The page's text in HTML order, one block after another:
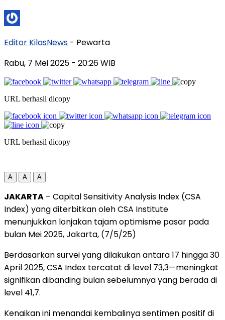
Editor KilasNews - Pewarta
Rabu, 7 Mei 2025 - 20:26 WIB
URL berhasil dicopy
URL berhasil dicopy
A A A
JAKARTA – CapitalSensitivityAnalysis Index (CSA
Index) yangditerbitkanolehCSA Institute
menunjukkan lonjakan tajamoptimisme pasar pada
bulan Mei2025, Jakarta, (7/5/25)
Berdasarkansurveiyangdilakukanantara17 hingga30
April2025,CSA Index tercatat di level 73,3—meningkat
signifikandibanding bulansebelumnyayang beradadi
level 41,7.
Kenaikanini menandai kembalinyasentimen positif di